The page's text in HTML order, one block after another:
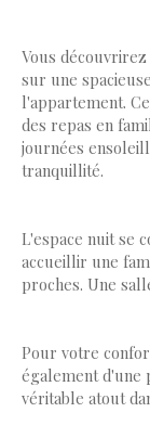
Vous
sur une
l'appartement.
des repas en
journées
tranquillité.
L'espace nuit se
accueillir une
proches. Une
Pour votre
également d'une
véritable atout